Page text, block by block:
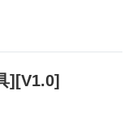
][V1.0]